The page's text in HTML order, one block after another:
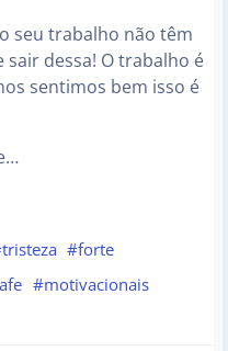
seu trabalho não têm
sair dessa! O trabalho é
sentimos bem isso é
#forte
#motivacionais